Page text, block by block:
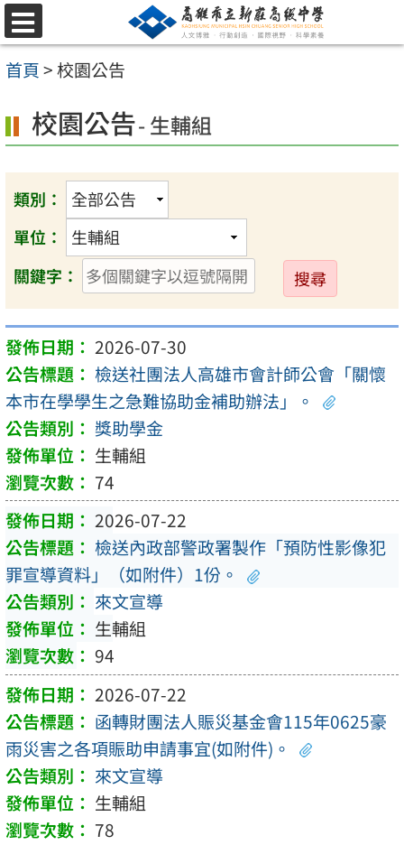
跳
至
主
內
容
區
選
單
首頁>校園公告
校園公告- 生輔組
類別：
單位：
關鍵字：
送
出
2026-07-30
檢送社團法人高雄市會計師公會「關懷
本市在學學生之急難協助金補助辦法」。
獎助學金
生輔組
74
2026-07-22
檢送內政部警政署製作「預防性影像犯
罪宣導資料」（如附件）1份。
來文宣導
生輔組
94
2026-07-22
函轉財團法人賑災基金會115年0625豪
雨災害之各項賑助申請事宜(如附件)。
來文宣導
生輔組
78